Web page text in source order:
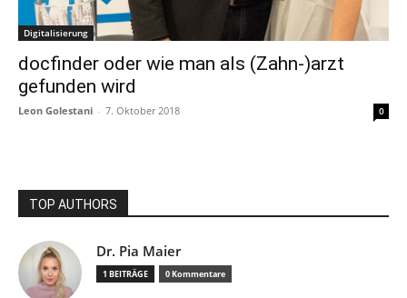
Digitalisierung
docfinder oder wie man als (Zahn-)arzt
gefunden wird
Leon Golestani - 7. Oktober 2018 0
TOP AUTHORS
Dr. Pia Maier
1 BEITRÄGE 0 Kommentare